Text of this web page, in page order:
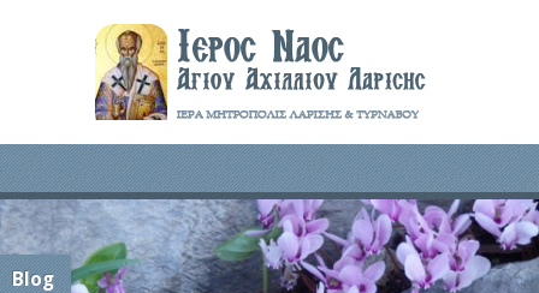
Blog